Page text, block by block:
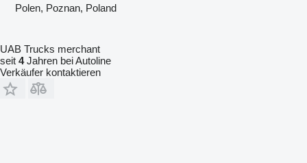
Polen, Poznan, Poland
UAB Trucks merchant
seit 4Jahren bei Autoline
Verkäufer kontaktieren